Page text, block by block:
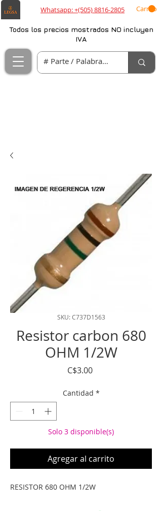
Whatsapp: +(505) 8816-2805 Carrito
Todos los precios mostrados NO incluyen
IVA
SKU: C737D1563
Resistor carbon 680
OHM 1/2W
C$3.00Precio
Cantidad *
Solo 3 disponible(s)
Agregar al carrito
RESISTOR 680 OHM 1/2W